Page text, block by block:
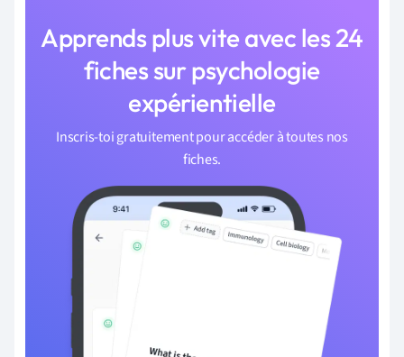
Apprends plus vite avec les 24
fiches sur psychologie
expérientielle
Inscris-toi gratuitement pour accéder à toutes nos
fiches.